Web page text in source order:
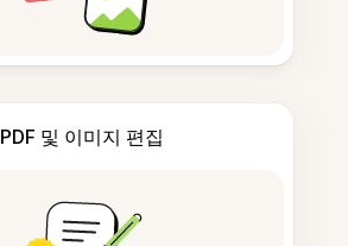
PDF 및 이미지 편집